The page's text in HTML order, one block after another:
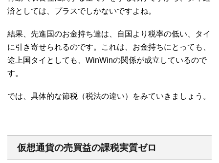
済としては、プラスでしかないですよね。
結果、先進国のお金持ち達は、自国より税率の低い、タイ
に引き寄せられるのです。これは、お金持ちにとっても、
途上国タイとしても、WinWinの関係が成立しているので
す。
では、具体的な節税（税法の違い）をみていきましょう。
仮想通貨の売買益の課税実質ゼロ